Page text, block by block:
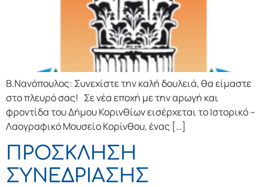
Β.Νανόπουλος: Συνεχίστε την καλή δουλειά, θα είμαστε
στο πλευρό σας! Σε νέα εποχή με την αρωγή και
φροντίδα του Δήμου Κορινθίων εισέρχεται το Ιστορικό –
Λαογραφικό Μουσείο Κορίνθου, ένας […]
ΠΡΟΣΚΛΗΣΗ
ΣΥΝΕΔΡΙΑΣΗΣ